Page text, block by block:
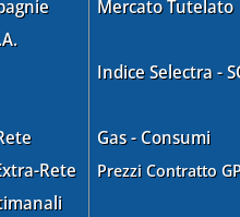
Rete
Mercato Tutelato
Indice Selectra -
Gas - Consumi
Prezzi Contratto